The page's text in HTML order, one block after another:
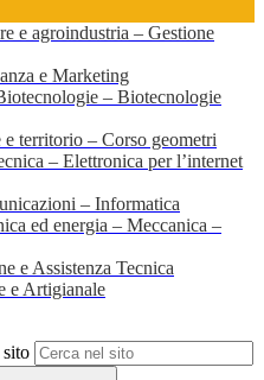
e agroindustria – Gestione
e Marketing
– Biotecnologie
territorio – Corso geometri
– Elettronica per l’internet
– Informatica
ed energia – Meccanica –
e Assistenza Tecnica
e Artigianale